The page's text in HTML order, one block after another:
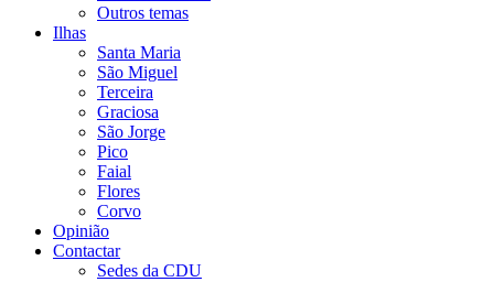
Outros temas
Ilhas
Santa Maria
São Miguel
Terceira
Graciosa
São Jorge
Pico
Faial
Flores
Corvo
Opinião
Contactar
Sedes da CDU